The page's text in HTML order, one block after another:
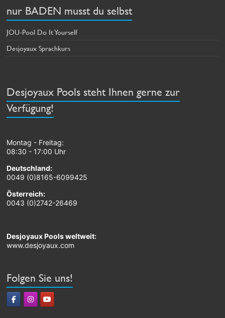
nur BADEN musst du selbst
JOU-Pool Do It Yourself
Desjoyaux Sprachkurs
Desjoyaux Pools steht Ihnen gerne zur
Verfügung!
Montag - Freitag:
08:30 - 17:00 Uhr
Deutschland:
0049 (0)8165-6099425
Österreich:
0043 (0)2742-26469
Desjoyaux Pools weltweit:
www.desjoyaux.com
Folgen Sie uns!